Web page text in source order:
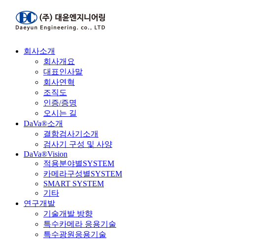
회사소개
회사개요
대표인사말
회사연혁
조직도
인증/증명
오시는 길
DaVa®소개
결함검사기소개
검사기 구성 및 사양
DaVa®Vision
적용분야별SYSTEM
카메라구성별SYSTEM
SMART SYSTEM
기타
연구개발
기술개발 방향
특수카메라 응용기술
특수광원응용기술